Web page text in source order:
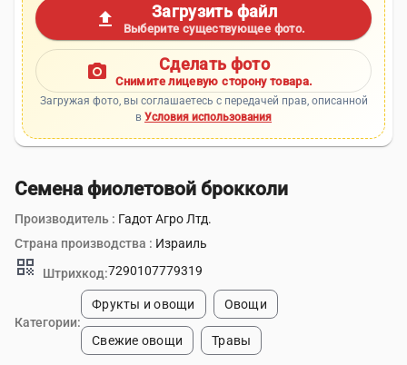
upload Загрузить файл
Выберите существующее фото.
photo_camera Сделать фото
Снимите лицевую сторону товара.
Загружая фото, вы соглашаетесь с передачей прав, описанной
в Условия использования
Семена фиолетовой брокколи
Производитель : Гадот Агро Лтд.
Страна производства : Израиль
qr_code Штрихкод:7290107779319
Категории:
Фрукты и овощи Овощи
Свежие овощи Травы